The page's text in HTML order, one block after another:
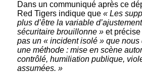
Dans un communiqué après ce
Red Tigers indique que« Les
plus d’être la variable
sécuritaire brouillonne » et
pas un « incident isolé » que nous
une méthode : mise en scène
contrôlé, humiliation publique,
assumées. »